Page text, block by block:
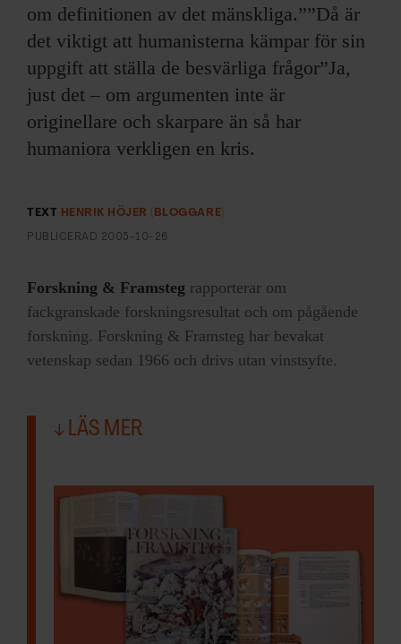
OM F&F
om definitionen av det mänskliga.””Då är
det viktigt att humanisterna kämpar för sin
uppgift att ställa de besvärliga frågor”Ja,
just det – om argumenten inte är
originellare och skarpare än så har
humaniora verkligen en kris.
TEXT HENRIK HÖJER (BLOGGARE)
PUBLICERAD 2005-10-26
Forskning & Framsteg rapporterar om
fackgranskade forskningsresultat och om pågående
forskning. Forskning & Framsteg har bevakat
vetenskap sedan 1966 och drivs utan vinstsyfte.
LÄS MER